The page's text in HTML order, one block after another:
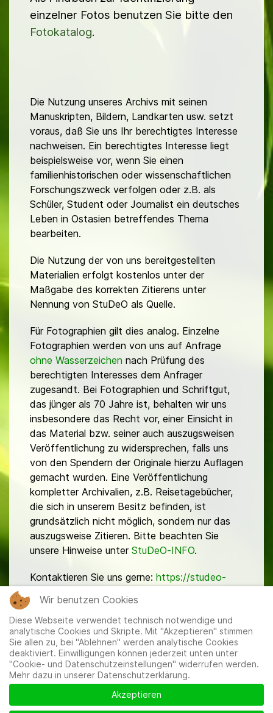
einzelner Fotos benutzen Sie bitte den
Fotokatalog.
Die Nutzung unseres Archivs mit seinen
Manuskripten, Bildern, Landkarten usw. setzt
voraus, daß Sie uns Ihr berechtigtes Interesse
nachweisen. Ein berechtigtes Interesse liegt
beispielsweise vor, wenn Sie einen
familienhistorischen oder wissenschaftlichen
Forschungszweck verfolgen oder z.B. als
Schüler, Student oder Journalist ein deutsches
Leben in Ostasien betreffendes Thema
bearbeiten.
Die Nutzung der von uns bereitgestellten
Materialien erfolgt kostenlos unter der
Maßgabe des korrekten Zitierens unter
Nennung von StuDeO als Quelle.
Für Fotographien gilt dies analog. Einzelne
Fotographien werden von uns auf Anfrage
ohne Wasserzeichen nach Prüfung des
berechtigten Interesses dem Anfrager
zugesandt. Bei Fotographien und Schriftgut,
das jünger als 70 Jahre ist, behalten wir uns
insbesondere das Recht vor, einer Einsicht in
das Material bzw. seiner auch auszugsweisen
Veröffentlichung zu widersprechen, falls uns
von den Spendern der Originale hierzu Auflagen
gemacht wurden. Eine Veröffentlichung
kompletter Archivalien, z.B. Reisetagebücher,
die sich in unserem Besitz befinden, ist
grundsätzlich nicht möglich, sondern nur das
auszugsweise Zitieren. Bitte beachten Sie
unsere Hinweise unter StuDeO-INFO.
Kontaktieren Sie uns gerne: https://studeo-
Mitglieder|Impressum|Datenschutzerklärung|Cookie-
und Datenschutzeinstellungen
Wir benutzen Cookies
Diese Webseite verwendet technisch notwendige und
analytische Cookies und Skripte. Mit "Akzeptieren" stimmen
Sie allen zu, bei "Ablehnen" werden analytische Cookies
deaktiviert. Einwilligungen können jederzeit unten unter
"Cookie- und Datenschutzeinstellungen" widerrufen werden.
Mehr dazu in unserer Datenschutzerklärung.
Akzeptieren